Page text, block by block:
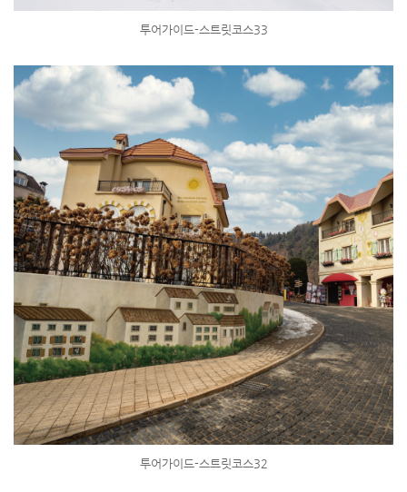
투어가이드-스트릿코스33
투어가이드-스트릿코스32